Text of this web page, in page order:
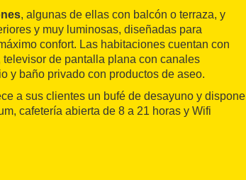
, algunas de ellas con balcón o terraza, y
y muy luminosas, diseñadas para
confort. Las habitaciones cuentan con
de pantalla plana con canales
y baño privado con productos de aseo.
a sus clientes un bufé de desayuno y dispone
cafetería abierta de 8 a 21 horas y Wifi